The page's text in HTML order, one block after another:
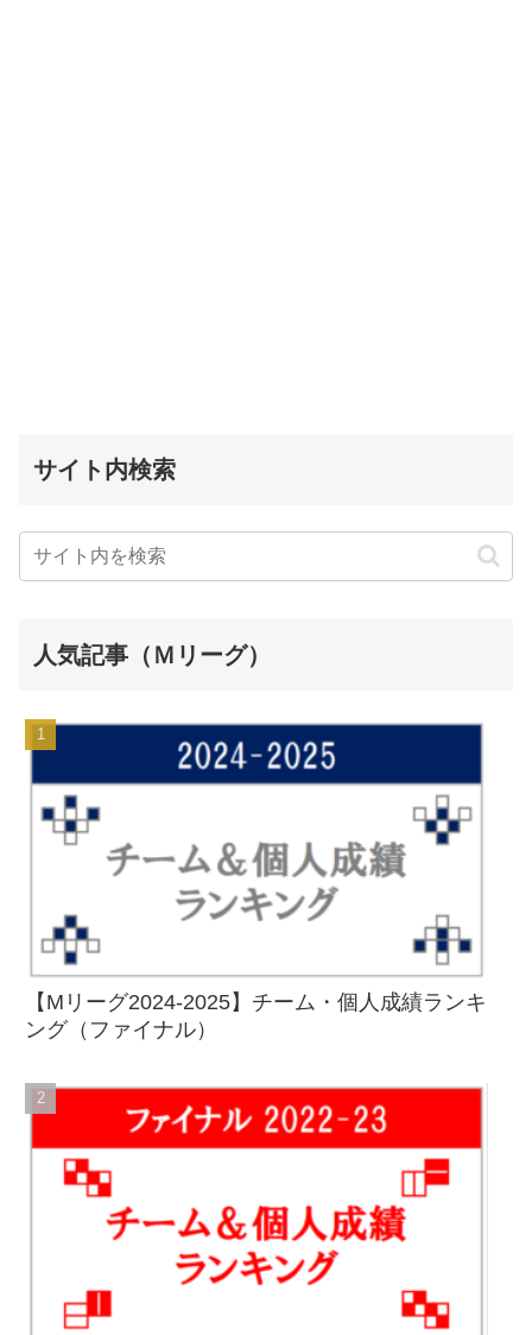
サイト内検索
人気記事（Ｍリーグ）
【Mリーグ2024-2025】チーム・個人成績ランキ
ング（ファイナル）